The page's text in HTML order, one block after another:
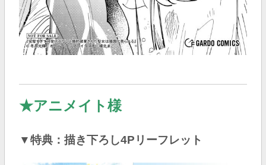
★アニメイト様
▼特典：描き下ろし4Pリーフレット